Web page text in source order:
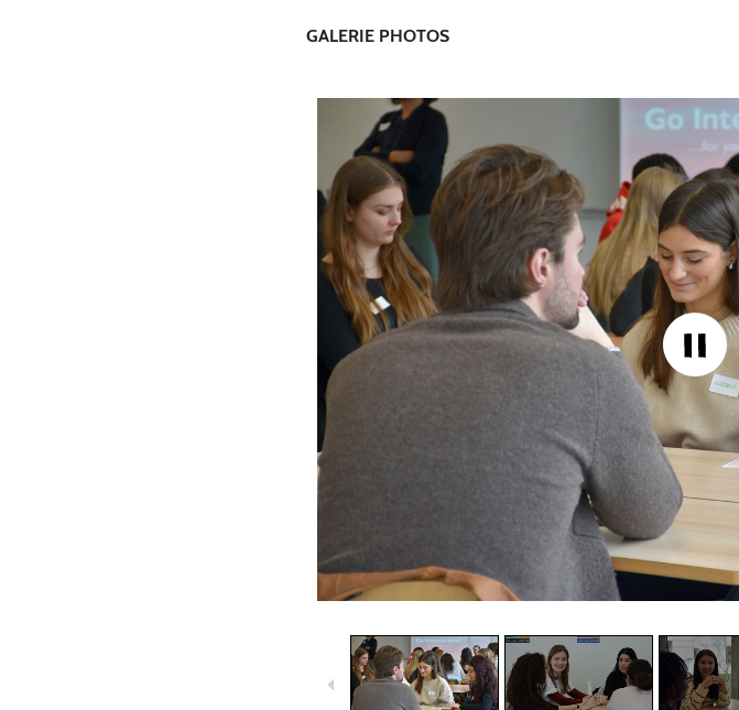
GALERIE PHOTOS